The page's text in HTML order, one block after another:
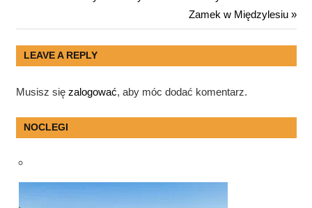
wpisu
Next
Post:
Zamek w Międzylesiu
LEAVE A REPLY
Musisz się zalogować, aby móc dodać komentarz.
NOCLEGI